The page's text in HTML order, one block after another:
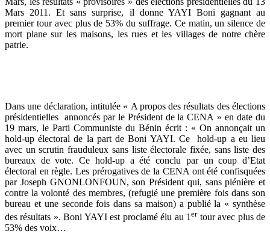
Mars 2011. Et sans surprise, il donne YAYI Boni gagnant au
premier tour avec plus de 53% du suffrage. Ce matin, un silence de
mort plane sur les maisons, les rues et les villages de notre chère
patrie.
Dans une déclaration, intitulée « A propos des résultats des élections
présidentielles annoncés par le Président de la CENA » en date du
19 mars, le Parti Communiste du Bénin écrit : « On annonçait un
hold-up électoral de la part de Boni YAYI. Ce hold-up a eu lieu
avec un scrutin frauduleux sans liste électorale fixée, sans liste des
bureaux de vote. Ce hold-up a été conclu par un coup d’Etat
électoral en règle. Les prérogatives de la CENA ont été confisquées
par Joseph GNONLONFOUN, son Président qui, sans plénière et
contre la volonté des membres, (refugié une première fois dans son
bureau et une seconde fois dans sa maison) a publié la « synthèse
des résultats ». Boni YAYI est proclamé élu au 1ertour avec plus de
53% des voix…